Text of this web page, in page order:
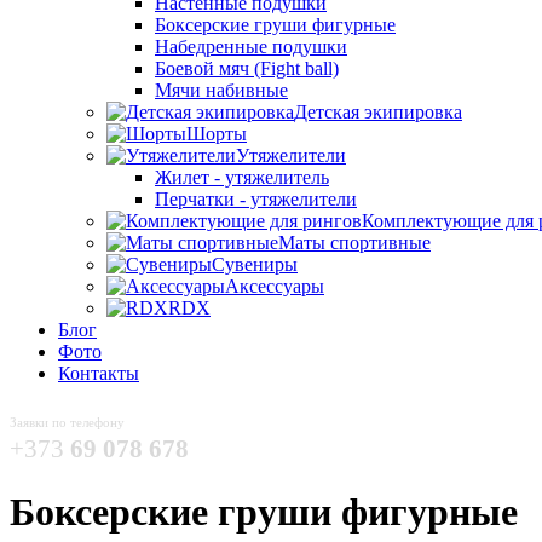
Боксерские груши фигурные
Набедренные подушки
Боевой мяч (Fight ball)
Мячи набивные
Детская экипировка
Шорты
Утяжелители
Жилет - утяжелитель
Перчатки - утяжелители
Комплектующие для
Маты спортивные
Сувениры
Аксессуары
RDX
Блог
Фото
Контакты
Заявки по телефону
+373 69 078 678
Боксерские груши фигурные